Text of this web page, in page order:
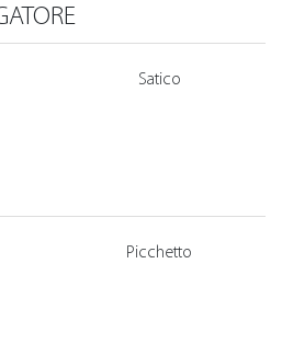
Satico
Picchetto